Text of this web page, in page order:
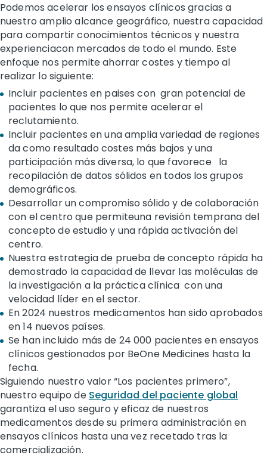
Podemos acelerar los ensayos clínicos gracias a
nuestro amplio alcance geográfico, nuestra capacidad
para compartir conocimientos técnicos y nuestra
experienciacon mercados de todo el mundo. Este
enfoque nos permite ahorrar costes y tiempo al
realizar lo siguiente:
Incluir pacientes en paises con gran potencial de
pacientes lo que nos permite acelerar el
reclutamiento.
Incluir pacientes en una amplia variedad de regiones
da como resultado costes más bajos y una
participación más diversa, lo que favorece la
recopilación de datos sólidos en todos los grupos
demográficos.
Desarrollar un compromiso sólido y de colaboración
con el centro que permiteuna revisión temprana del
concepto de estudio y una rápida activación del
centro.
Nuestra estrategia de prueba de concepto rápida ha
demostrado la capacidad de llevar las moléculas de
la investigación a la práctica clínica con una
velocidad líder en el sector.
En 2024 nuestros medicamentos han sido aprobados
en 14 nuevos países.
Se han incluido más de 24 000 pacientes en ensayos
clínicos gestionados por BeOne Medicines hasta la
fecha.
Siguiendo nuestro valor “Los pacientes primero”,
nuestro equipo de Seguridad del paciente global
garantiza el uso seguro y eficaz de nuestros
medicamentos desde su primera administración en
ensayos clínicos hasta una vez recetado tras la
comercialización.